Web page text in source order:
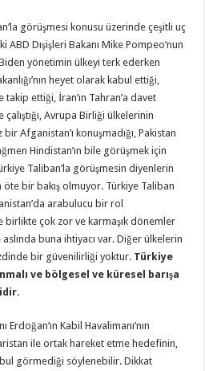
görüşmesi konusu üzerinde çeşitli uç
ABD Dışişleri Bakanı Mike Pompeo’nun
yönetimin ülkeyi terk ederken
heyet olarak kabul ettiği,
takip ettiği, İran’ın Tahran’a davet
Avrupa Birliği ülkelerinin
Afganistan’ı konuşmadığı, Pakistan
Hindistan’ın bile görüşmek için
Taliban’la görüşmesin diyenlerin
bir bakış olmuyor. Türkiye Taliban
arabulucu bir rol
çok zor ve karmaşık dönemler
buna ihtiyacı var. Diğer ülkelerin
bir güvenilirliği yoktur. Türkiye
ve bölgesel ve küresel barışa
Kabil Havalimanı’nın
ile ortak hareket etme hedefinin,
görmediği söylenebilir. Dikkat